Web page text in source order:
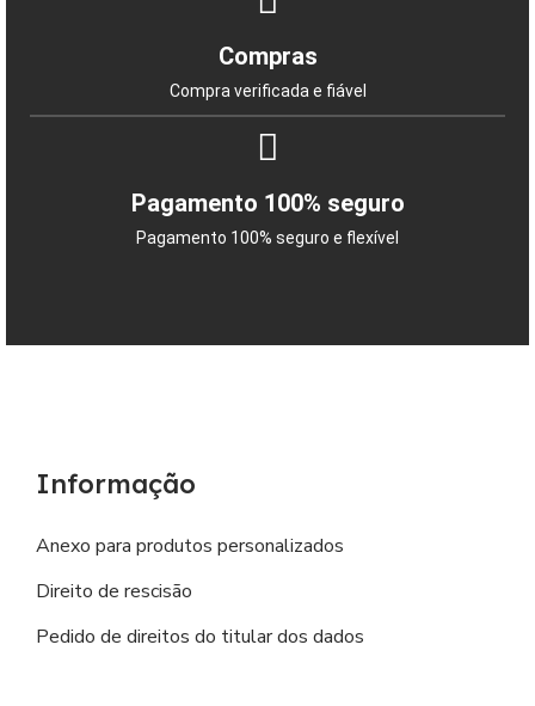
Compras
Compra verificada e fiável
Pagamento 100% seguro
Pagamento 100% seguro e flexível
Informação
Anexo para produtos personalizados
Direito de rescisão
Pedido de direitos do titular dos dados